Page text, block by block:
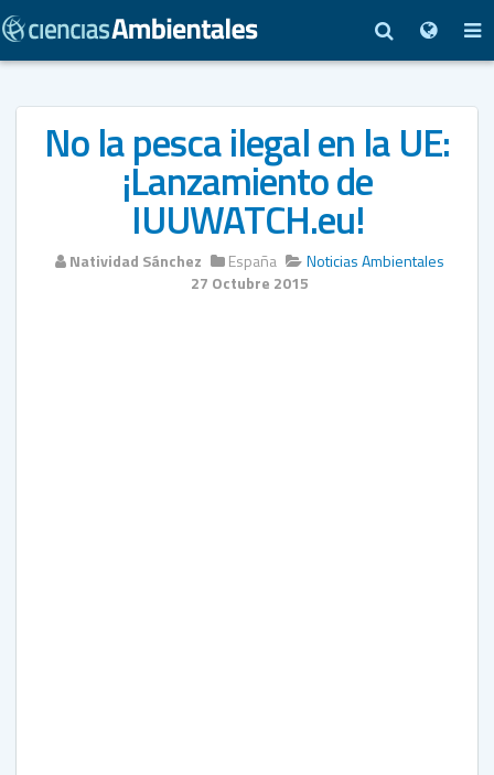
No la pesca ilegal en la UE:
¡Lanzamiento de
IUUWATCH.eu!
Natividad Sánchez España
Noticias Ambientales
27 Octubre 2015